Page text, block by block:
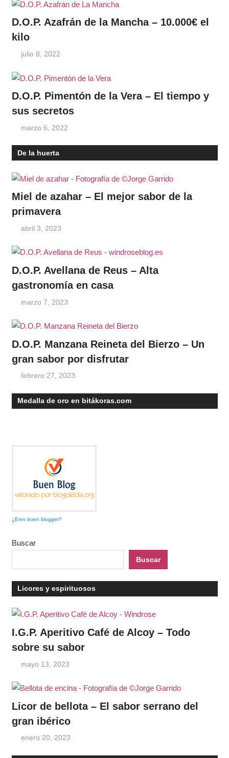
D.O.P. Azafrán de la Mancha – 10.000€ el
kilo
julio 8, 2022
D.O.P. Pimentón de la Vera – El tiempo y
sus secretos
marzo 6, 2022
De la huerta
Miel de azahar – El mejor sabor de la
primavera
abril 3, 2023
D.O.P. Avellana de Reus – Alta
gastronomía en casa
marzo 7, 2023
D.O.P. Manzana Reineta del Bierzo – Un
gran sabor por disfrutar
febrero 27, 2023
Medalla de oro en bitákoras.com
¿Eres buen blogger?
Buscar
Buscar
Licores y espirituosos
I.G.P. Aperitivo Café de Alcoy – Todo
sobre su sabor
mayo 13, 2023
Licor de bellota – El sabor serrano del
gran ibérico
enero 20, 2023